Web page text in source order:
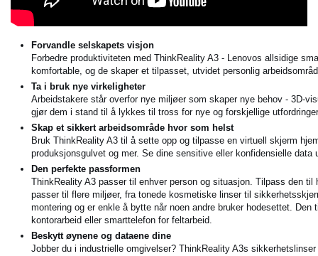
Forvandle selskapets visjon
Forbedre produktiviteten med ThinkReality A3 - Lenovos allsidige
komfortable, og de skaper et tilpasset, utvidet personlig
Ta i bruk nye virkeligheter
Arbeidstakere står overfor nye miljøer som skaper nye behov - 3D-
gjør dem i stand til å lykkes til tross for nye og forskjellige
Skap et sikkert arbeidsområde hvor som helst
Bruk ThinkReality A3 til å sette opp og tilpasse en virtuell skjerm
produksjonsgulvet og mer. Se dine sensitive eller konfidensielle
Den perfekte passformen
ThinkReality A3 passer til enhver person og situasjon. Tilpass den
passer til flere miljøer, fra tonede kosmetiske linser til
montering og er enkle å bytte når noen andre bruker hodesettet.
kontorarbeid eller smarttelefon for feltarbeid.
Beskytt øynene og dataene dine
Jobber du i industrielle omgivelser? ThinkReality A3s